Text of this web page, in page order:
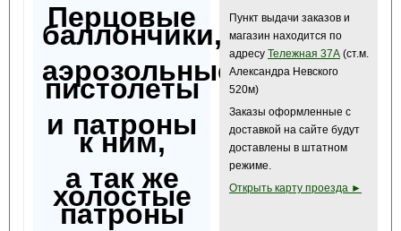
Перцовые
баллончики,
аэрозольные
пистолеты
и патроны
к ним,
а так же
холостые
патроны
Пункт выдачи заказов и
магазин находится по
адресу Тележная 37А (ст.м.
Александра Невского
520м)
Заказы оформленные с
доставкой на сайте будут
доставлены в штатном
режиме.
Открыть карту проезда ►